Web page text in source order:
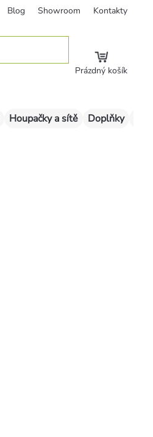
Blog Showroom Kontakty
Prázdný košík
Houpačky a sítě Doplňky